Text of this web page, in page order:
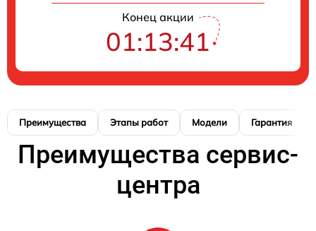
Конец акции
01:13:40
Преимущества Этапы работ Модели Гарантия
Преимущества сервис-
центра